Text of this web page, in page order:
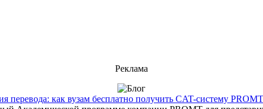
Реклама
перевода: как вузам бесплатно получить CAT-систему